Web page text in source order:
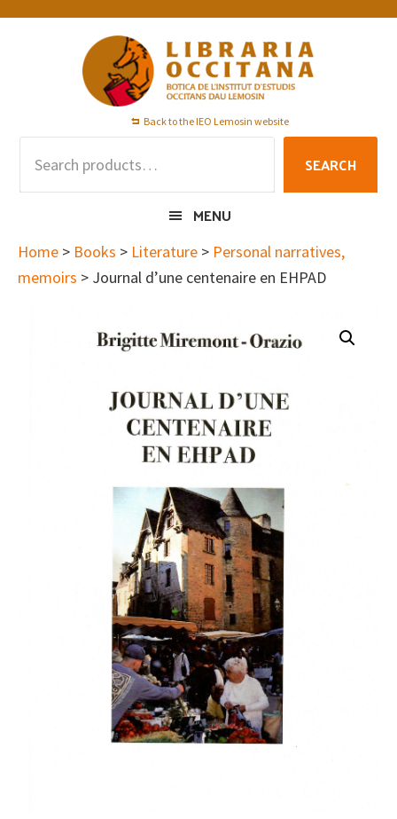
Skip
Skip
Skip
Back to the IEO Lemosin website
SEARCH
MENU
Home > Books > Literature > Personal narratives,
memoirs > Journal d’une centenaire en EHPAD